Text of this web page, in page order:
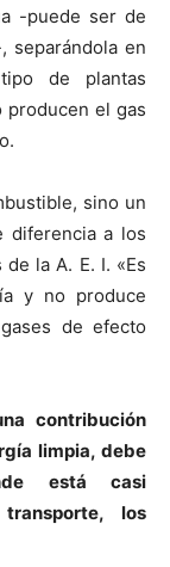
-puede ser de
separándola en
de plantas
producen el gas
sino un
diferencia a los
la A. E. I. «Es
y no produce
de efecto
contribución
limpia, debe
está casi
los